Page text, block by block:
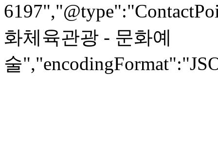
화체육관광 - 문화예
술